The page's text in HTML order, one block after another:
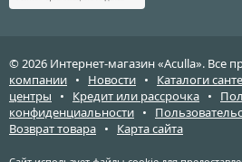
© 2026 Интернет-магазин «Aculla».
компании • Новости • Каталоги
центры • Кредит или рассрочка •
конфиденциальности •
Возврат товара • Карта сайта